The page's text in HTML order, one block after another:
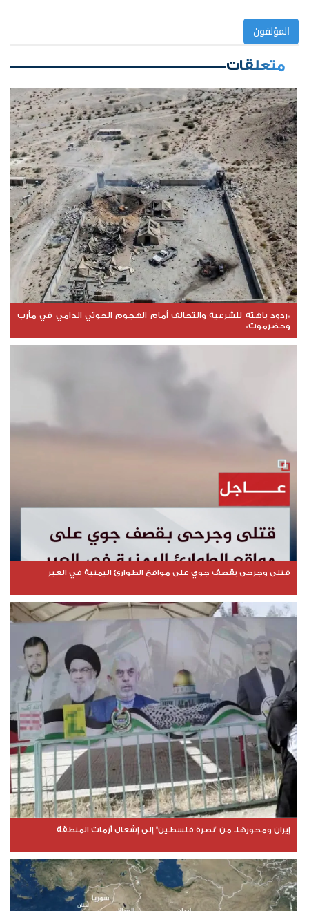
المؤلفون
متعلقات
*ردود باهتة للشرعية والتحالف أمام الهجوم الحوثي الدامي في مأرب
وحضرموت*
قتلى وجرحى بقصف جوي على مواقع الطوارئ اليمنية في العبر
إيران ومحورها.. من "نصرة فلسطين" إلى إشعال أزمات المنطقة